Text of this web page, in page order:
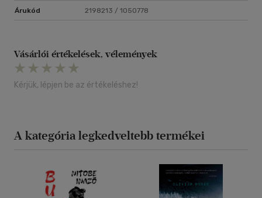
Árukód 2198213 / 1050778
Vásárlói értékelések, vélemények
Kérjük, lépjen be az értékeléshez!
A kategória legkedveltebb termékei